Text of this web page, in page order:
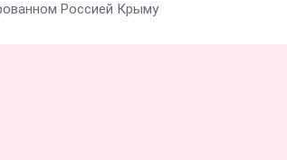
Россией Крыму